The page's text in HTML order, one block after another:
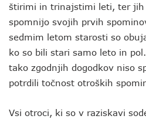
štirimi in trinajstimi leti, ter jih
spomnijo svojih prvih
sedmim letom starosti so
ko so bili stari samo leto in
tako zgodnjih dogodkov niso
potrdili točnost otroških
Vsi otroci, ki so v raziskavi